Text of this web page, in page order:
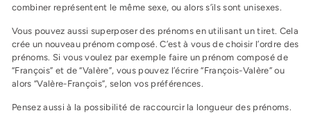
combiner représentent le même sexe, ou alors s’ils sont unisexes.
Vous pouvez aussi superposer des prénoms en utilisant un tiret. Cela
crée un nouveau prénom composé. C’est à vous de choisir l’ordre des
prénoms. Si vous voulez par exemple faire un prénom composé de
“François” et de “Valère”, vous pouvez l’écrire “François-Valère” ou
alors “Valère-François”, selon vos préférences.
Pensez aussi à la possibilité de raccourcir la longueur des prénoms.